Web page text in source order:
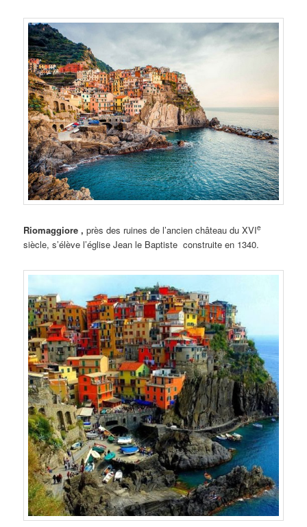
Riomaggiore , près des ruines de l’ancien château du XVIe
siècle, s’élève l’église Jean le Baptiste construite en 1340.